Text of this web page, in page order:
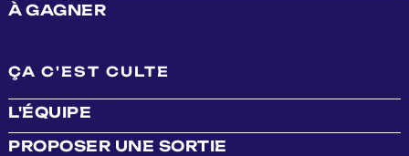
À GAGNER
ÇA C'EST CULTE
L'ÉQUIPE
PROPOSER UNE SORTIE